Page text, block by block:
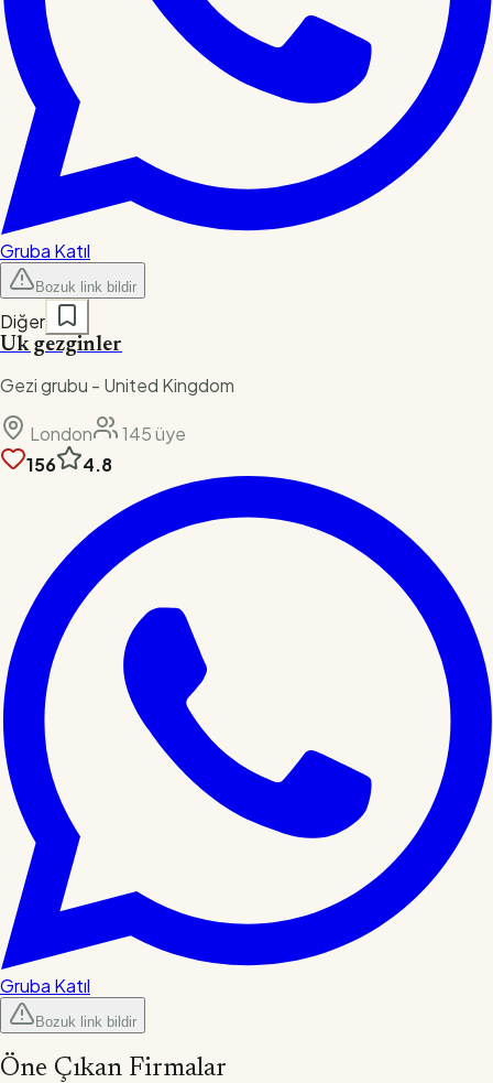
Gruba Katıl
Bozuk link bildir
Diğer
Uk gezginler
Gezi grubu - United Kingdom
London 145üye
156
4.8
Gruba Katıl
Bozuk link bildir
Öne Çıkan Firmalar